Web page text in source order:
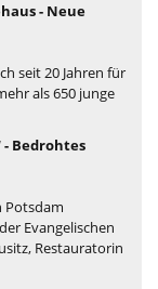
- Neue
seit 20 Jahren für
als 650 junge
- Bedrohtes
Potsdam
Evangelischen
Restauratorin